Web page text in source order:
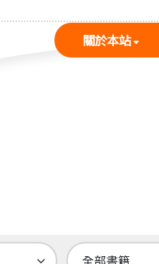
關於本站(按
空